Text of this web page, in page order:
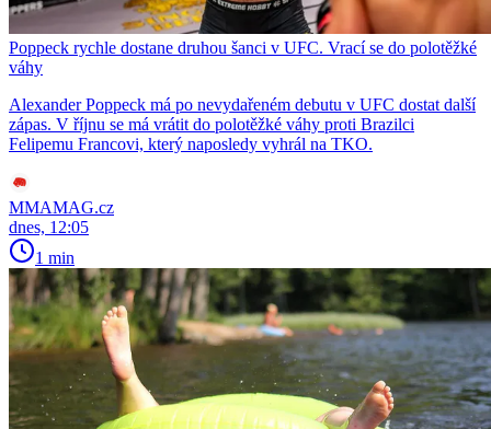
Poppeck rychle dostane druhou šanci v UFC. Vrací se do polotěžké
váhy
Alexander Poppeck má po nevydařeném debutu v UFC dostat další
zápas. V říjnu se má vrátit do polotěžké váhy proti Brazilci
Felipemu Francovi, který naposledy vyhrál na TKO.
MMAMAG.cz
dnes, 12:05
1 min